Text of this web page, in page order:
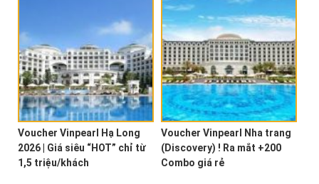
Voucher Vinpearl Hạ Long
2026 | Giá siêu “HOT” chỉ từ
1,5 triệu/khách
Voucher Vinpearl Nha trang
(Discovery) ! Ra mắt +200
Combo giá rẻ